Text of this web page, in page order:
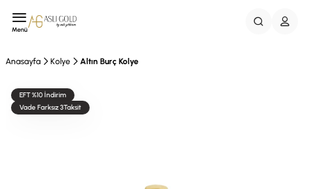
Menü
Anasayfa Kolye Altın Burç Kolye
EFT %10 İndirim
Vade Farksız 3Taksit